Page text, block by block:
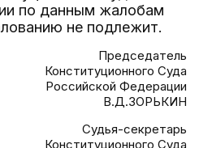
по данным жалобам
не подлежит.
Председатель
Конституционного Суда
Российской Федерации
В.Д.ЗОРЬКИН
Судья-секретарь
Конституционного Суда